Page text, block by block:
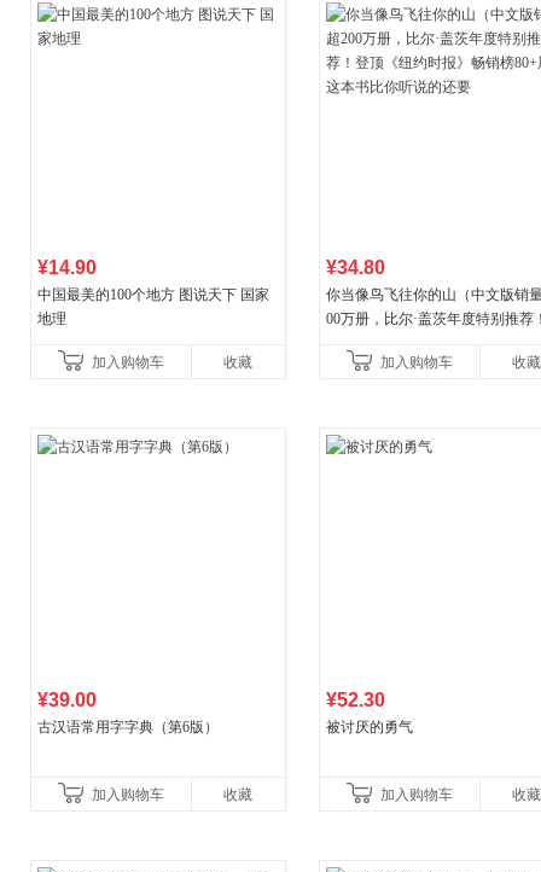
¥14.90
中国最美的100个地方 图说天下 国家
地理
加入购物车 收藏
¥34.80
你当像鸟飞往你的山（中文版销
00万册，比尔·盖茨年度特别推荐
比你听说的还要
加入购物车 收藏
¥39.00
古汉语常用字字典（第6版）
加入购物车 收藏
¥52.30
被讨厌的勇气
加入购物车 收藏